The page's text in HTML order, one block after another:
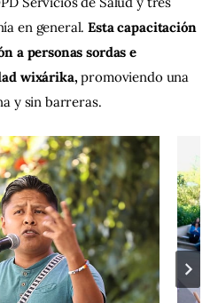
en general. Esta capacitación
a personas sordas e
wixárika, promoviendo una
y sin barreras.